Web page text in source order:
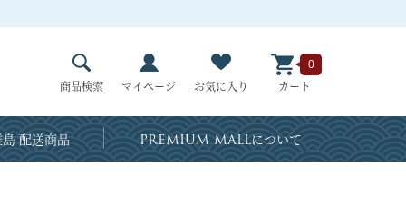
商品検索 マイページ お気に入り カート
0
配送商品 PREMIUM MALLについて